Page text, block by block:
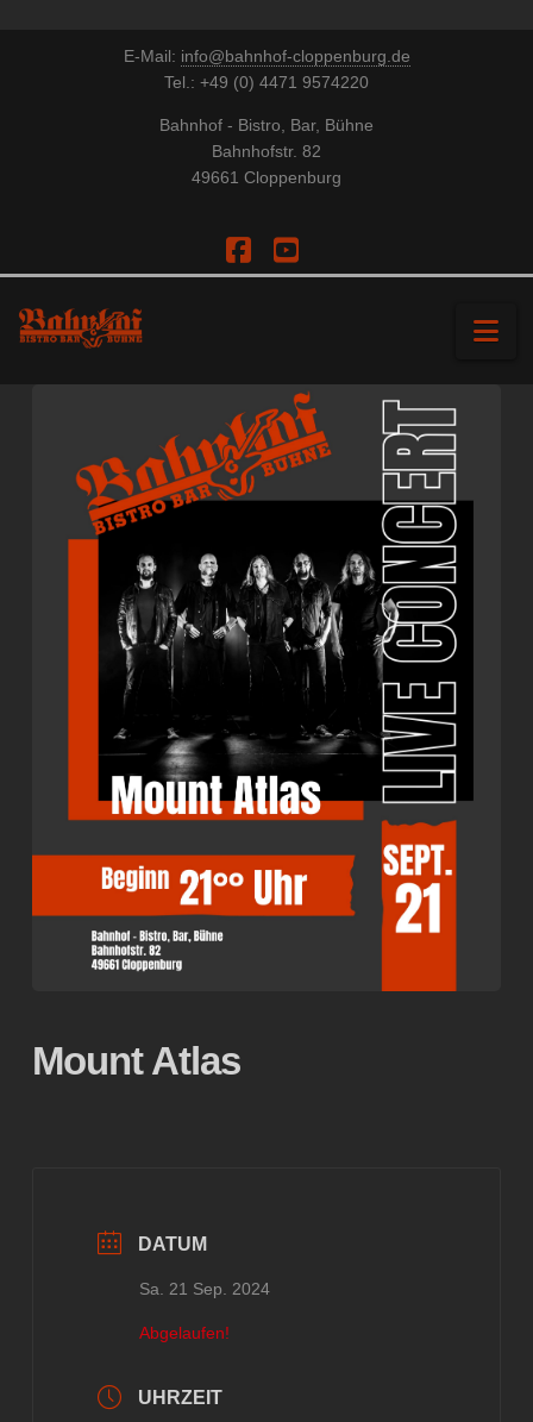
E-Mail: info@bahnhof-cloppenburg.de
Tel.: +49 (0) 4471 9574220
Bahnhof - Bistro, Bar, Bühne
Bahnhofstr. 82
49661 Cloppenburg
Facebook
YouTube
Mount Atlas
DATUM
Sa. 21 Sep. 2024
Abgelaufen!
UHRZEIT